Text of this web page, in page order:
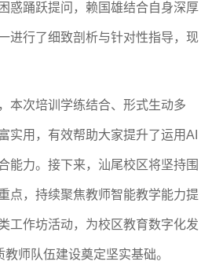
惑踊跃提问，赖国雄结合自身深厚
进行了细致剖析与针对性指导，现
本次培训学练结合、形式生动多
实用，有效帮助大家提升了运用AI
能力。接下来，汕尾校区将坚持围
点，持续聚焦教师智能教学能力提
工作坊活动，为校区教育数字化发
教师队伍建设奠定坚实基础。